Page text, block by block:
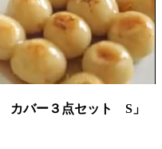
バー３点セット S」